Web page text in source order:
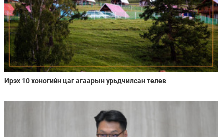
Ирэх 10 хоногийн цаг агаарын урьдчилсан төлөв